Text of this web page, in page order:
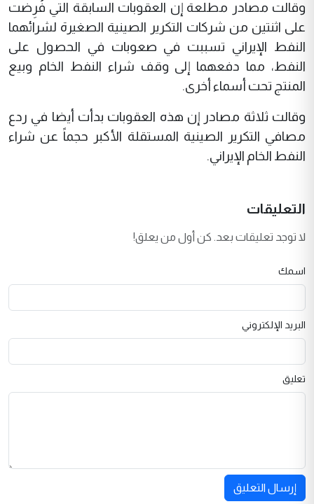
وقالت مصادر مطلعة إن العقوبات السابقة التي فُرِضت
على اثنتين من شركات التكرير الصينية الصغيرة لشرائهما
النفط الإيراني تسببت في صعوبات في الحصول على
النفط، مما دفعهما إلى وقف شراء النفط الخام وبيع
المنتج تحت أسماء أخرى.
وقالت ثلاثة مصادر إن هذه العقوبات بدأت أيضا في ردع
مصافي التكرير الصينية المستقلة الأكبر حجماً عن شراء
النفط الخام الإيراني.
التعليقات
لا توجد تعليقات بعد. كن أول من يعلق!
اسمك
البريد الإلكتروني
تعليق
إرسال التعليق